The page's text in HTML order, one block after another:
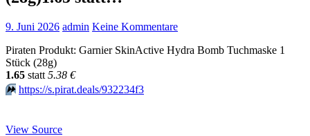
9. Juni 2026 admin Keine Kommentare
Piraten Produkt: Garnier SkinActive Hydra Bomb Tuchmaske 1
Stück (28g)
1.65 statt 5.38 €
⏩️ https://s.pirat.deals/932234f3
View Source